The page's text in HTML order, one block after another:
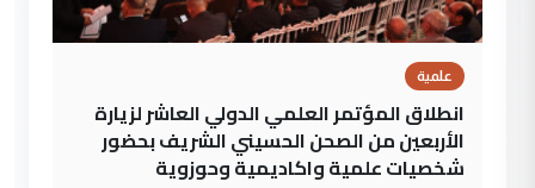
علمية
انطلاق المؤتمر العلمي الدولي العاشر لزيارة
الأربعين من الصحن الحسيني الشريف بحضور
شخصيات علمية واكاديمية وحوزوية